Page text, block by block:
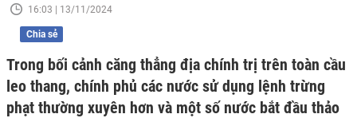
16:03 | 13/11/2024
Chia sẻ
Trong bối cảnh căng thẳng địa chính trị trên toàn cầu
leo thang, chính phủ các nước sử dụng lệnh trừng
phạt thường xuyên hơn và một số nước bắt đầu thảo